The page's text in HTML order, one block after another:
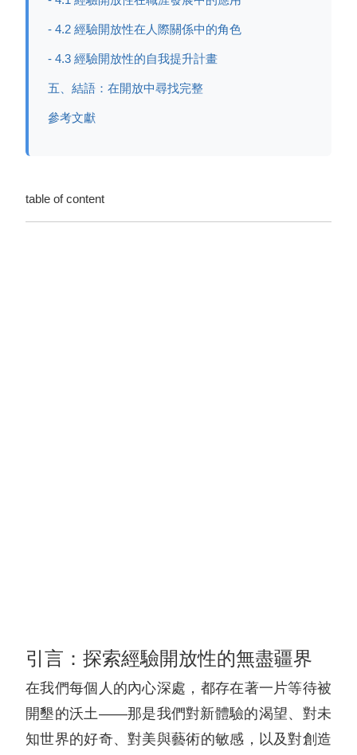
- 4.2 經驗開放性在人際關係中的角色
- 4.3 經驗開放性的自我提升計畫
五、結語：在開放中尋找完整
參考文獻
table of content
引言：探索經驗開放性的無盡疆界
在我們每個人的內心深處，都存在著一片等待被
開墾的沃土——那是我們對新體驗的渴望、對未
知世界的好奇、對美與藝術的敏感，以及對創造